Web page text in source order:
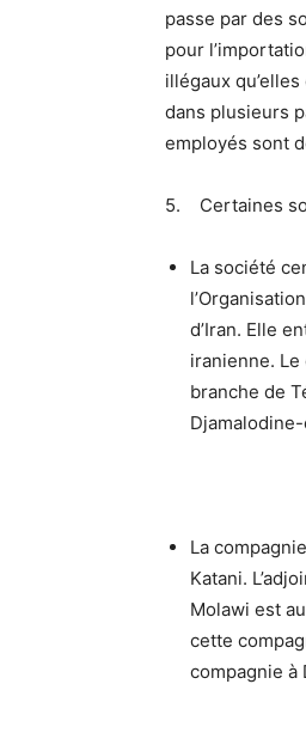
passe par des
pour
illégaux
dans plusieurs
employés sont
5. Certaines
La société
d’Iran. Elle
iranienne. Le
branche de
La compagnie
Katani.
Molawi est
cette
compagnie à